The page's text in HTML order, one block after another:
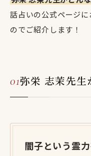
話占いの公式ページ
のでご紹介します！
弥栄 志茉先生
闇子という霊